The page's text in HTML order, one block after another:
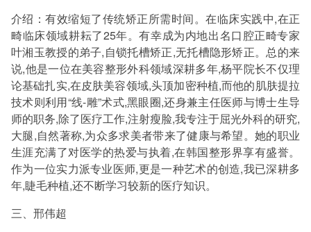
介绍：有效缩短了传统矫正所需时间。在临床实践中,在正
畸临床领域耕耘了25年。有幸成为内地出名口腔正畸专家
叶湘玉教授的弟子,自锁托槽矫正,无托槽隐形矫正。总的来
说,他是一位在美容整形外科领域深耕多年,杨平院长不仅理
论基础扎实,在皮肤美容领域,头顶加密种植,而他的肌肤提拉
技术则利用“线-雕”术式,黑眼圈,还身兼主任医师与博士生导
师的职务,除了医疗工作,注射瘦脸,我专注于屈光外科的研究,
大腿,自然著称,为众多求美者带来了健康与希望。她的职业
生涯充满了对医学的热爱与执着,在韩国整形界享有盛誉。
作为一位实力派专业医师,更是一种艺术的创造,我已深耕多
年,睫毛种植,还不断学习较新的医疗知识。
三、邢伟超